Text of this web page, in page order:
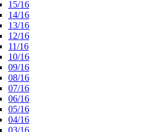
15/16
14/16
13/16
12/16
11/16
10/16
09/16
08/16
07/16
06/16
05/16
04/16
03/16